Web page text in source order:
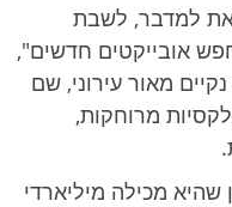
למדבר, לשבת
אובייקטים חדשים",
מאור עירוני, שם
מרוחקות,
מכילה מיליארדי